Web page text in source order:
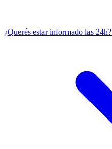
¿Querés estar informado las 24h?